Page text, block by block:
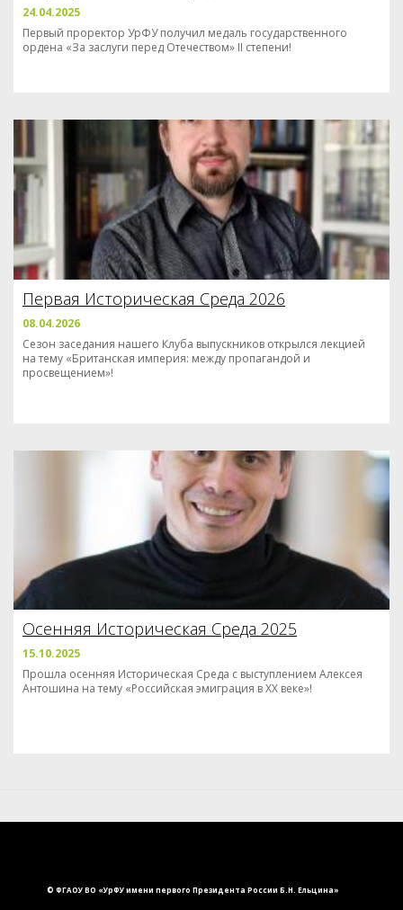
24.04.2025
Первый проректор УрФУ получил медаль государственного
ордена «За заслуги перед Отечеством» II степени!
Первая Историческая Среда 2026
08.04.2026
Сезон заседания нашего Клуба выпускников открылся лекцией
на тему «Британская империя: между пропагандой и
просвещением»!
Осенняя Историческая Среда 2025
15.10.2025
Прошла осенняя Историческая Среда с выступлением Алексея
Антошина на тему «Российская эмиграция в XX веке»!
© ФГАОУ ВО «УрФУ имени первого Президента России Б.Н. Ельцина»